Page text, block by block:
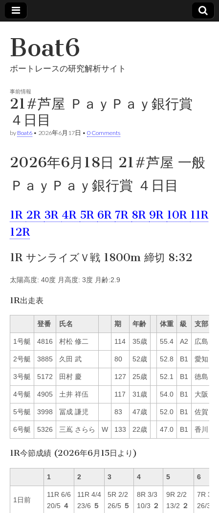
Boat6
ボートレースの研究解析サイト
事前情報
21#芦屋 ＰａｙＰａｙ銀行賞
４日目
by Boat6 • 2026年6月17日 • 0 Comments
2026年6月18日 21#芦屋 一般
ＰａｙＰａｙ銀行賞 ４日目
1R 2R 3R 4R 5R 6R 7R 8R 9R 10R 11R
12R
1R サンライズＶ戦 1800m 締切 8:32
太陽高度: 40度 月高度: 3度 月齢:2.9
1R出走表
登番 氏名 期 年齢 体重 級 支部
1号艇 4816 村松 修二 114 35歳 55.4 A2 広島
2号艇 3885 久田 武 80 52歳 52.8 B1 愛知
3号艇 5172 田村 慶 127 25歳 52.1 B1 徳島
4号艇 4905 土井 祥伍 117 31歳 54.0 B1 大阪
5号艇 3998 冨成 謙児 83 47歳 52.0 B1 佐賀
6号艇 5326 三嶌 さらら W 133 22歳 47.0 B1 香川
1R今節成績 (2026年6月15日より)
1 2 3 4 5 6
1日前
11R 6/6
20/5 ４
11R 4/4
23/6 ５
5R 2/2
26/5 ５
8R 3/3
10/3 ２
9R 2/2
13/2 ２
7R 3/3
26/3